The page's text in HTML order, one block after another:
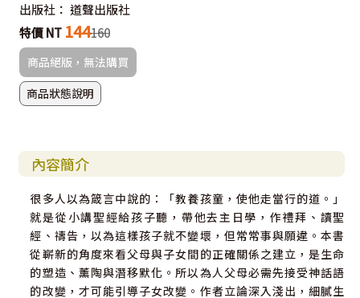
出版社： 道聲出版社
特價 NT 144160
商品絕版，無法購買
商品狀態說明
內容簡介
很多人以為箴言中說的：「教養孩童，使他走當行的道。」
就是從小講聖經給孩子聽，帶他去主日學，作禮拜、讀聖
經、禱告，以為這樣孩子就不變壞，但常常事與願違。本書
從嶄新的角度來看父母與子女間的正確關係之建立，是生命
的塑造、薰陶與潛移默化。所以為人父母必需先接受神話語
的改變，才可能引導子女改變。作者立論深入淺出，細膩生